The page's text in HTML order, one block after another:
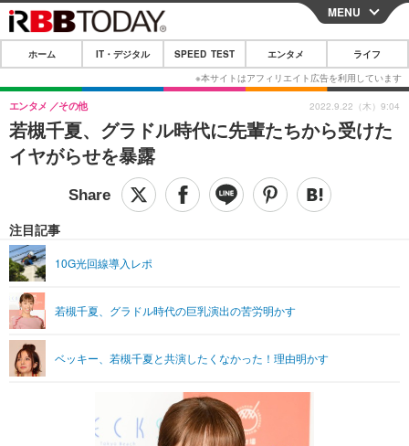
CLOSE
ホーム
IT・デジタル
IT・デジタルTOP スマートフォン
ネタ
ショッピング その他
SPEED TEST
エンタメTOP 映画・ドラマ
グラビア ブログ
ショッピング その他
ライフTOP
リリース一覧
プッシュ通知の停止方法
MENU
ホーム IT・デジタル SPEED TEST エンタメ ライフ
若槻千夏、グラドル時代に先輩たちから受けた
イヤがらせを暴露
エンタメ その他
注目記事
10G光回線導入レポ
若槻千夏、グラドル時代の巨乳演出の苦労明かす
ベッキー、若槻千夏と共演したくなかった！理由明かす
2022.9.22（木）9:04